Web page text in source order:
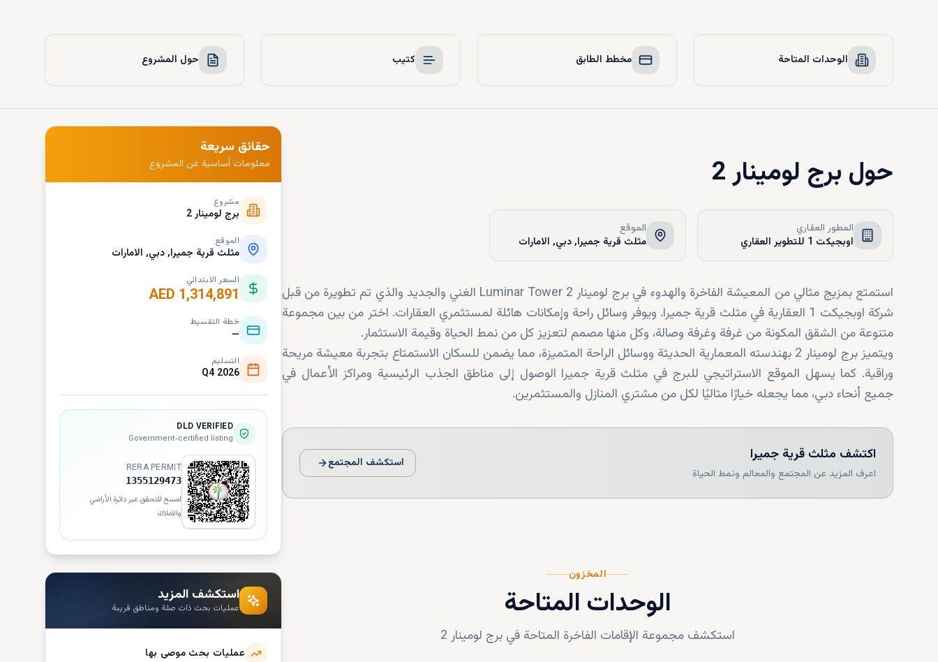
الوحدات المتاحة مخطط الطابق كتيب حول المشروع
حول برج لومينار 2
المطور العقاري
اوبجيكت 1 للتطوير العقاري
الموقع
مثلث قرية جميرا, دبي, الامارات
استمتع بمزيج مثالي من المعيشة الفاخرة والهدوء في برج لومينار 2 Luminar Tower الغني والجديد والذي تم تطويرة من قبل
شركة اوبجيكت 1 العقارية في مثلث قرية جميرا. ويوفر وسائل راحة وإمكانات هائلة لمستثمري العقارات. اختر من بين مجموعة
متنوعة من الشقق المكونة من غرفة وغرفة وصالة، وكل منها مصمم لتعزيز كل من نمط الحياة وقيمة الاستثمار.
ويتميز برج لومينار 2 بهندسته المعمارية الحديثة ووسائل الراحة المتميزة، مما يضمن للسكان الاستمتاع بتجربة معيشة مريحة
وراقية. كما يسهل الموقع الاستراتيجي للبرج في مثلث قرية جميرا الوصول إلى مناطق الجذب الرئيسية ومراكز الأعمال في
جميع أنحاء دبي، مما يجعله خيارًا مثاليًا لكل من مشتري المنازل والمستثمرين.
اكتشف مثلث قرية جميرا
اعرف المزيد عن المجتمع والمعالم ونمط الحياة
استكشف المجتمع
المخزون
الوحدات المتاحة
استكشف مجموعة الإقامات الفاخرة المتاحة في برج لومينار 2
حقائق سريعة
معلومات أساسية عن المشروع
مشروع
برج لومينار 2
الموقع
مثلث قرية جميرا, دبي, الامارات
السعر الابتدائي
AED 1,314,891
خطة التقسيط
—
التسليم
Q4 2026
DLD VERIFIED
Government-certified listing
RERA PERMIT
1355129473
امسح للتحقق عبر دائرة الأراضي
والاملاك
استكشف المزيد
عمليات بحث ذات صلة ومناطق قريبة
عمليات بحث موصى بها